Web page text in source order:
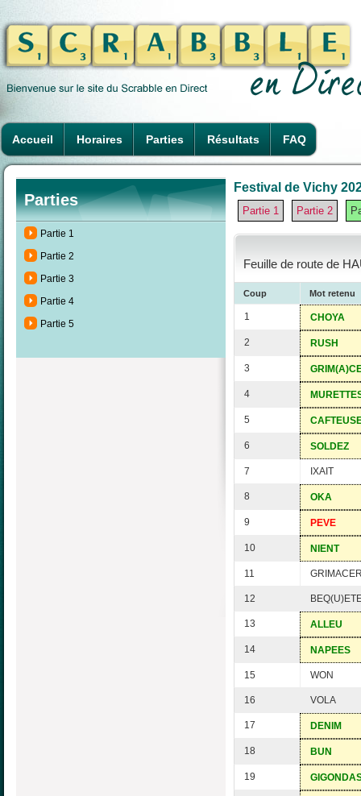
Accueil Horaires Parties Résultats FAQ
Parties
Partie 1
Partie 2
Partie 3
Partie 4
Partie 5
Festival de Vichy
Partie 1 Partie 2
Feuille de route de
Coup Mot retenu
1 CHOYA
2 RUSH
3
4
5
6 SOLDEZ
7 IXAIT
8 OKA
9 PEVE
10 NIENT
11
12
13 ALLEU
14 NAPEES
15 WON
16 VOLA
17 DENIM
18 BUN
19